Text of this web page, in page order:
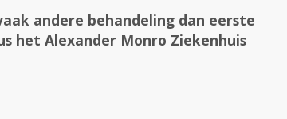
andere behandeling dan eerste
het Alexander Monro Ziekenhuis